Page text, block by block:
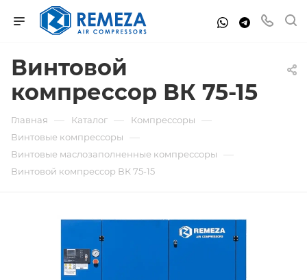
Винтовой
компрессор ВК 75-15
Главная — Каталог — Компрессоры —
Винтовые компрессоры —
Винтовые маслозаполненные компрессоры —
Винтовой компрессор ВК 75-15